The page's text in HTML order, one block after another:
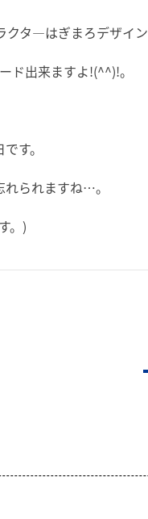
タ―はぎまろデザイ
ド出来ますよ!(^^)!。
す。
られますね…。
。)